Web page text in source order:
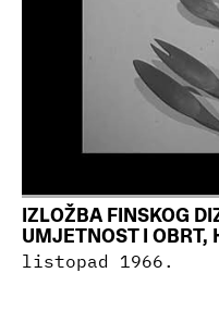
IZLOŽBA FINSKOG
UMJETNOST I OBRT,
listopad 1966.